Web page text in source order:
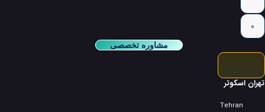
0
مشاوره تخصصی
تهران اسکوتر
Tehran